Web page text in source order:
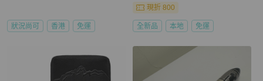
狀況尚可 香港 免運
現折 800
全新品 本地 免運